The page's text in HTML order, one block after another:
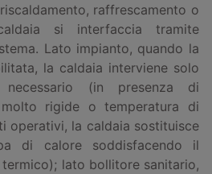
raffrescamento o
si interfaccia tramite
Lato impianto, quando la
la caldaia interviene solo
(in presenza di
rigide o temperatura di
operativi, la caldaia sostituisce
di calore soddisfacendo il
lato bollitore sanitario,